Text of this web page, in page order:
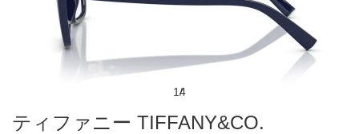
14
ティファニー TIFFANY&CO.